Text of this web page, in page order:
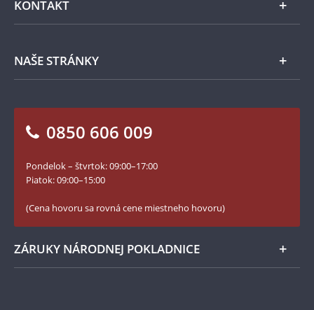
100. výročie vzniku Česko-Slovenska
Ochrana osobných údajov
Numizmatické novinky
KONTAKT
Napíšte nám
NAŠE STRÁNKY
Blog Pokladnica mincí
Facebook Národnej Pokladnice
YouTube Národnej Pokladnice
0850 606 009
Pondelok – štvrtok: 09:00–17:00
Piatok: 09:00–15:00
(Cena hovoru sa rovná cene miestneho hovoru)
ZÁRUKY NÁRODNEJ POKLADNICE